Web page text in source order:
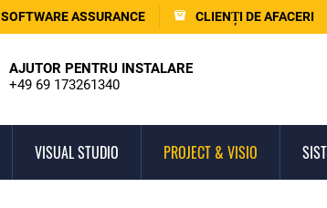
SOFTWARE ASSURANCE CLIENȚI DE AFACERI
AJUTOR PENTRU INSTALARE
+49 69 173261340
VISUAL STUDIO PROJECT & VISIO